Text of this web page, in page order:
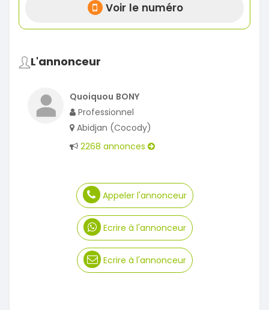
Voir le numéro
L'annonceur
Quoiquou BONY
Professionnel
Abidjan (Cocody)
2268 annonces
Appeler l'annonceur
Ecrire à l'annonceur
Ecrire à l'annonceur